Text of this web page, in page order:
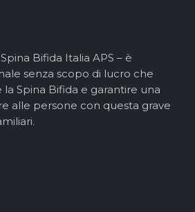
Bifida Italia APS – è
senza scopo di lucro che
Spina Bifida e garantire una
alle persone con questa grave